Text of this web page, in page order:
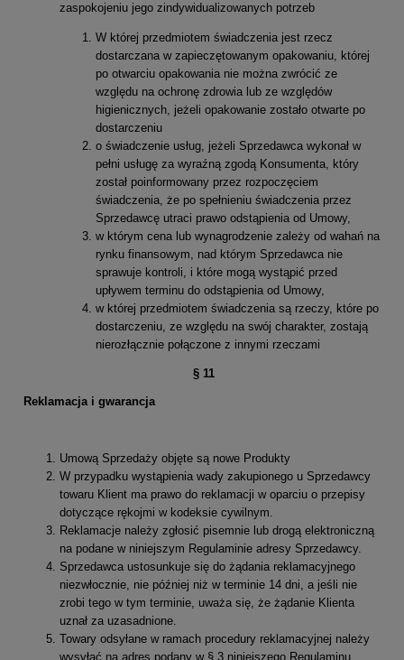
zaspokojeniu jego zindywidualizowanych potrzeb
W której przedmiotem świadczenia jest rzecz
dostarczana w zapieczętowanym opakowaniu, której
po otwarciu opakowania nie można zwrócić ze
względu na ochronę zdrowia lub ze względów
higienicznych, jeżeli opakowanie zostało otwarte po
dostarczeniu
o świadczenie usług, jeżeli Sprzedawca wykonał w
pełni usługę za wyraźną zgodą Konsumenta, który
został poinformowany przez rozpoczęciem
świadczenia, że po spełnieniu świadczenia przez
Sprzedawcę utraci prawo odstąpienia od Umowy,
w którym cena lub wynagrodzenie zależy od wahań na
rynku finansowym, nad którym Sprzedawca nie
sprawuje kontroli, i które mogą wystąpić przed
upływem terminu do odstąpienia od Umowy,
w której przedmiotem świadczenia są rzeczy, które po
dostarczeniu, ze względu na swój charakter, zostają
nierozłącznie połączone z innymi rzeczami
§ 11
Reklamacja i gwarancja
Umową Sprzedaży objęte są nowe Produkty
W przypadku wystąpienia wady zakupionego u Sprzedawcy
towaru Klient ma prawo do reklamacji w oparciu o przepisy
dotyczące rękojmi w kodeksie cywilnym.
Reklamacje należy zgłosić pisemnie lub drogą elektroniczną
na podane w niniejszym Regulaminie adresy Sprzedawcy.
Sprzedawca ustosunkuje się do żądania reklamacyjnego
niezwłocznie, nie później niż w terminie 14 dni, a jeśli nie
zrobi tego w tym terminie, uważa się, że żądanie Klienta
uznał za uzasadnione.
Towary odsyłane w ramach procedury reklamacyjnej należy
wysyłać na adres podany w § 3 niniejszego Regulaminu.